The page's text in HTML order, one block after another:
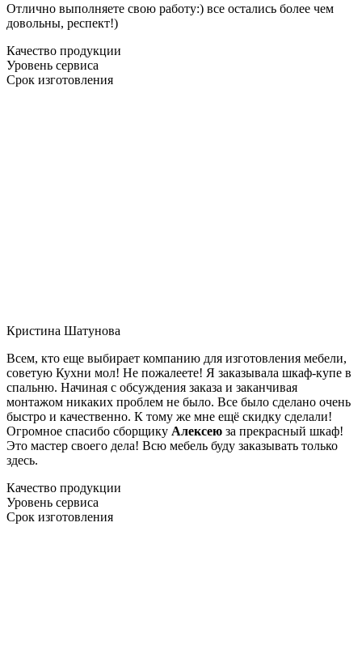
Отлично выполняете свою работу:) все остались более чем
довольны, респект!)
Качество продукции
Уровень сервиса
Срок изготовления
Кристина Шатунова
Всем, кто еще выбирает компанию для изготовления мебели,
советую Кухни мол! Не пожалеете! Я заказывала шкаф-купе в
спальню. Начиная с обсуждения заказа и заканчивая
монтажом никаких проблем не было. Все было сделано очень
быстро и качественно. К тому же мне ещё скидку сделали!
Огромное спасибо сборщику Алексею за прекрасный шкаф!
Это мастер своего дела! Всю мебель буду заказывать только
здесь.
Качество продукции
Уровень сервиса
Срок изготовления